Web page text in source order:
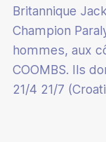
Britannique
Champion
hommes, aux
COOMBS. Ils
21/4 21/7